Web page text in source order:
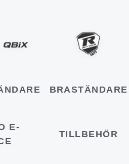
BRASTÄNDARE
E-
TILLBEHÖR